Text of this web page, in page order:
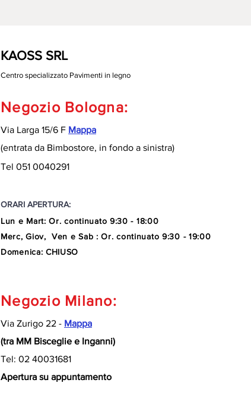
KAOSS SRL
Centro specializzato Pavimenti in legno
Negozio Bologna:
Via Larga 15/6 F Mappa
(entrata da Bimbostore, in fondo a sinistra)
Tel 051 0040291
ORARI APERTURA:
Lun e Mart:Or. continuato 9:30 - 18:00
Merc, Giov, Ven e Sab : Or. continuato 9:30 - 19:00
Domenica: CHIUSO
Negozio Milano:
Via Zurigo 22 - Mappa
(tra MM Bisceglie e Inganni)
Tel: 02 40031681
Apertura su appuntamento